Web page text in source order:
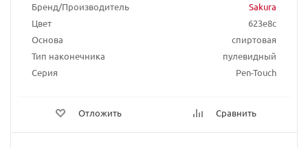
Бренд/Производитель
Sakura
Цвет
623e8c
Основа
спиртовая
Тип наконечника
пулевидный
Серия
Pen-Touch
Отложить Сравнить